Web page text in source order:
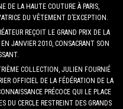
DE LA HAUTE COUTURE À PARIS,
DU VÊTEMENT D’EXCEPTION.
REÇOIT LE GRAND PRIX DE LA
EN JANVIER 2010, CONSACRANT SON
COLLECTION, JULIEN FOURNIÉ
OFFICIEL DE LA FÉDÉRATION DE LA
PRÉCOCE QUI LE PLACE
DU CERCLE RESTREINT DES GRANDS